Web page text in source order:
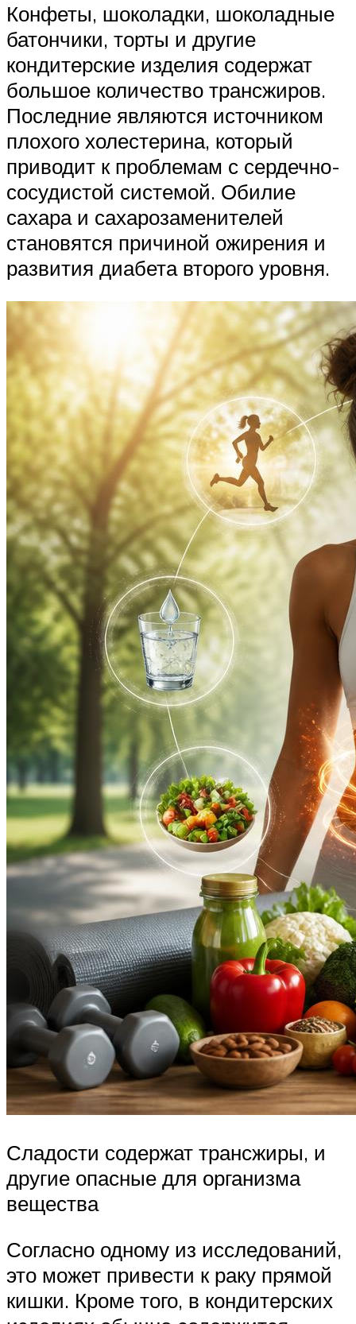
Конфеты, шоколадки, шоколадные
батончики, торты и другие
кондитерские изделия содержат
большое количество трансжиров.
Последние являются источником
плохого холестерина, который
приводит к проблемам с сердечно-
сосудистой системой. Обилие
сахара и сахарозаменителей
становятся причиной ожирения и
развития диабета второго уровня.
Сладости содержат трансжиры, и
другие опасные для организма
вещества
Согласно одному из исследований,
это может привести к раку прямой
кишки. Кроме того, в кондитерских